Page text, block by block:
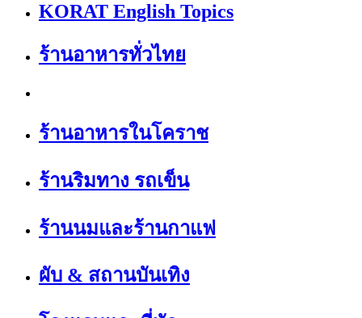
KORAT English Topics
ร้านอาหารทั่วไทย
ร้านอาหารในโคราช
ร้านริมทาง รถเข็น
ร้านนมและร้านกาแฟ
ผับ & สถานบันเทิง